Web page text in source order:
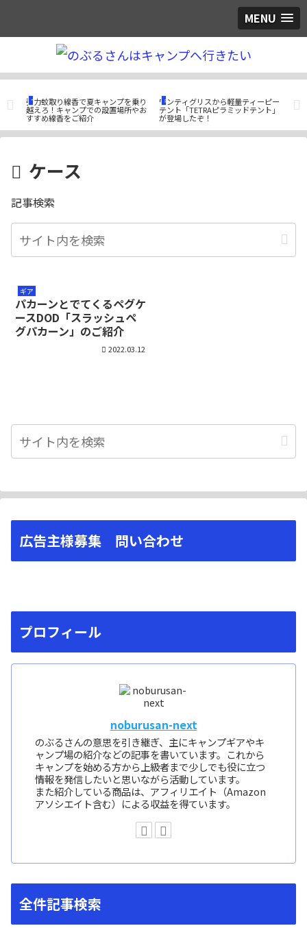
MENU
ブ
つぶやき
強力蚊取り線香で夏キャンプを乗り
越えろ！キャンプでの設置場所やお
すすめ線香をご紹介
ギア
ワンティグリスから軽量ティーピー
テント「TETRAピラミッドテント」
が登場したぞ！
ギ
高
イ
ケース
記事検索
ギア
パカーンとでてくるペグケ
ースDOD「スラッシュペ
グパカーン」のご紹介
2022.03.12
広告主様募集 問い合わせ
プロフィール
noburusan-next
のぶるさんの意思を引き継ぎ、主にキャンプギアやキ
ャンプ場の紹介などの記事を書いています。これから
キャンプを始める方から上級者まで少しでも役に立つ
情報を発信したいと思いながら活動しています。
また紹介している商品は、アフィリエイト（Amazon
アソシエイト含む）による収益を得ています。
全件記事検索